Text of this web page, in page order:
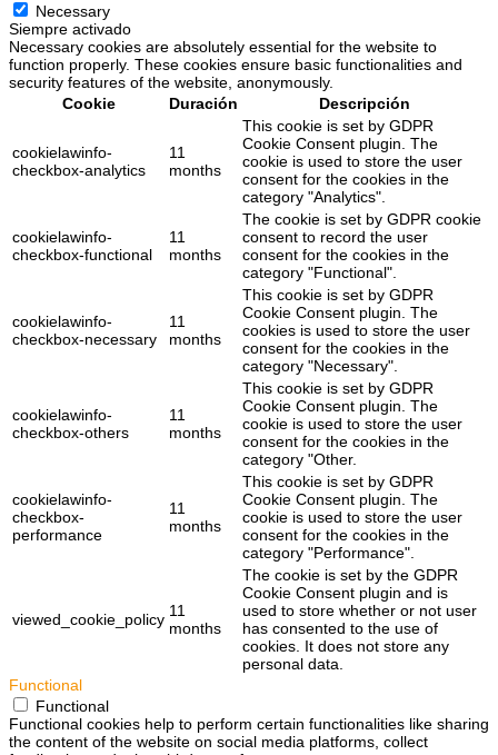
Necessary
Siempre activado
Necessary cookies are absolutely essential for the website to
function properly. These cookies ensure basic functionalities and
security features of the website, anonymously.
Cookie
Duración Descripción
cookielawinfo-
checkbox-analytics
11
months
This cookie is set by GDPR
Cookie Consent plugin. The
cookie is used to store the user
consent for the cookies in the
category "Analytics".
cookielawinfo-
checkbox-functional
11
months
The cookie is set by GDPR cookie
consent to record the user
consent for the cookies in the
category "Functional".
cookielawinfo-
checkbox-necessary
11
months
This cookie is set by GDPR
Cookie Consent plugin. The
cookies is used to store the user
consent for the cookies in the
category "Necessary".
cookielawinfo-
checkbox-others
11
months
This cookie is set by GDPR
Cookie Consent plugin. The
cookie is used to store the user
consent for the cookies in the
category "Other.
cookielawinfo-
checkbox-
performance
11
months
This cookie is set by GDPR
Cookie Consent plugin. The
cookie is used to store the user
consent for the cookies in the
category "Performance".
viewed_cookie_policy 11
months
The cookie is set by the GDPR
Cookie Consent plugin and is
used to store whether or not user
has consented to the use of
cookies. It does not store any
personal data.
Functional
Functional
Functional cookies help to perform certain functionalities like sharing
the content of the website on social media platforms, collect